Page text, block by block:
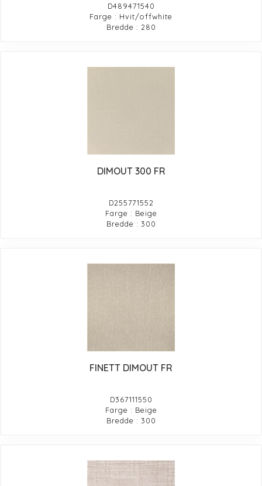
D489471540
Farge : Hvit/offwhite
Bredde : 280
DIMOUT 300 FR
D255771552
Farge : Beige
Bredde : 300
FINETT DIMOUT FR
D367111550
Farge : Beige
Bredde : 300